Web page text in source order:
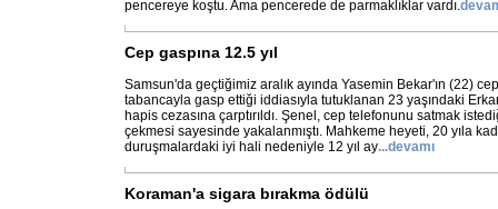
pencereye koştu. Ama pencerede de parmaklıklar vardı.
Cep gaspına 12.5 yıl
Samsun'da geçtiğimiz aralık ayında Yasemin Bekar'ın (22)
tabancayla gasp ettiği iddiasıyla tutuklanan 23 yaşındaki
hapis cezasına çarptırıldı. Şenel, cep telefonunu satmak
çekmesi sayesinde yakalanmıştı. Mahkeme heyeti, 20 yıla
duruşmalardaki iyi hali nedeniyle 12 yıl ay...devamı
Koraman'a sigara bırakma ödülü